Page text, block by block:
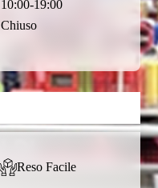
10:00-19:00
Chiuso
Reso Facile